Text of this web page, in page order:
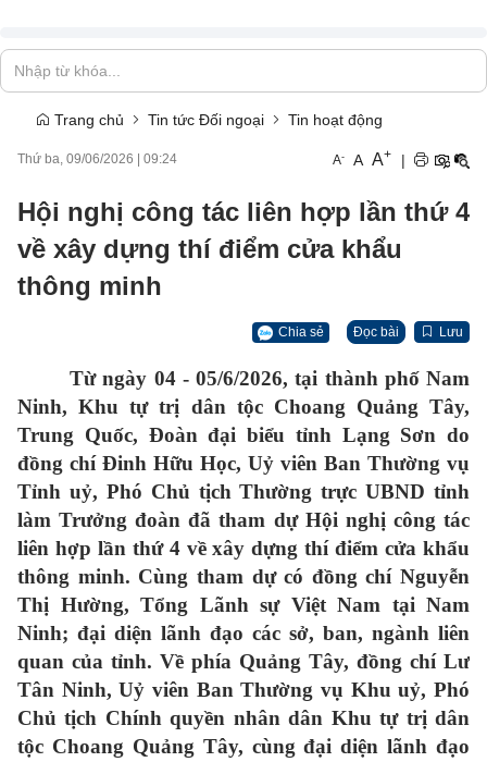
Trang chủ Tin tức Đối ngoại Tin hoạt động
Thứ ba, 09/06/2026 09:24 A- A A+ |
Hội nghị công tác liên hợp lần thứ 4
về xây dựng thí điểm cửa khẩu
thông minh
Chia sẻ Đọc bài Lưu
Từ ngày 04 - 05/6/2026, tại thành phố Nam
Ninh, Khu tự trị dân tộc Choang Quảng Tây,
Trung Quốc, Đoàn đại biểu tỉnh Lạng Sơn do
đồng chí Đinh Hữu Học, Uỷ viên Ban Thường vụ
Tỉnh uỷ, Phó Chủ tịch Thường trực UBND tỉnh
làm Trưởng đoàn đã tham dự Hội nghị công tác
liên hợp lần thứ 4 về xây dựng thí điểm cửa khẩu
thông minh. Cùng tham dự có đồng chí Nguyễn
Thị Hường, Tổng Lãnh sự Việt Nam tại Nam
Ninh; đại diện lãnh đạo các sở, ban, ngành liên
quan của tỉnh. Về phía Quảng Tây, đồng chí Lư
Tân Ninh, Uỷ viên Ban Thường vụ Khu uỷ, Phó
Chủ tịch Chính quyền nhân dân Khu tự trị dân
tộc Choang Quảng Tây, cùng đại diện lãnh đạo